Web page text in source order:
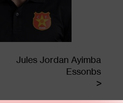
Jules Jordan Ayimba
Essonbs